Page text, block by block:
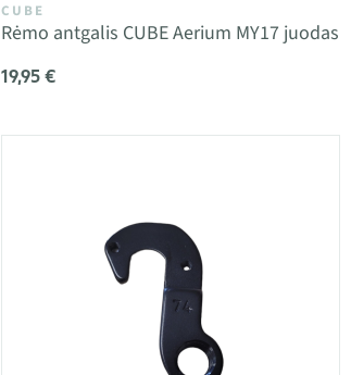
CUBE
Rėmo antgalis CUBE Aerium MY17 juodas
19,95 €